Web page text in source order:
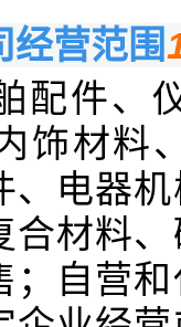
经营范围
配件、
饰材料
、电器
合材料
；自营